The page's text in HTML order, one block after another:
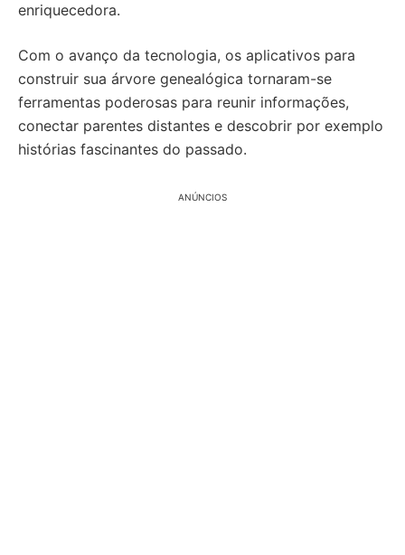
enriquecedora.
Com o avanço da tecnologia, os aplicativos para
construir sua árvore genealógica tornaram-se
ferramentas poderosas para reunir informações,
conectar parentes distantes e descobrir por exemplo
histórias fascinantes do passado.
ANÚNCIOS